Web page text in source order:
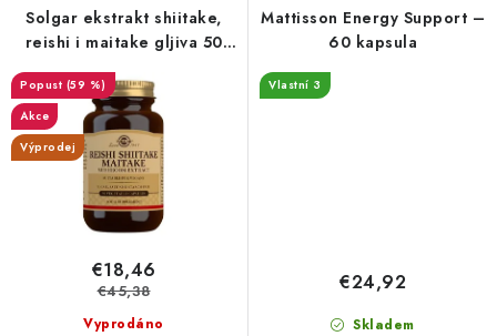
Solgar ekstrakt shiitake,
reishi i maitake gljiva 50
kapsa - DMS 11/25
(59 %)
Akce
Výprodej
Vyprodáno
€18,46
€45,38
Mattisson Energy Support –
60 kapsula
Vlastní 3
Skladem
€24,92